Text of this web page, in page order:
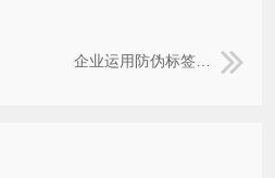
企业运用防伪标签可以带来什么样的优势？